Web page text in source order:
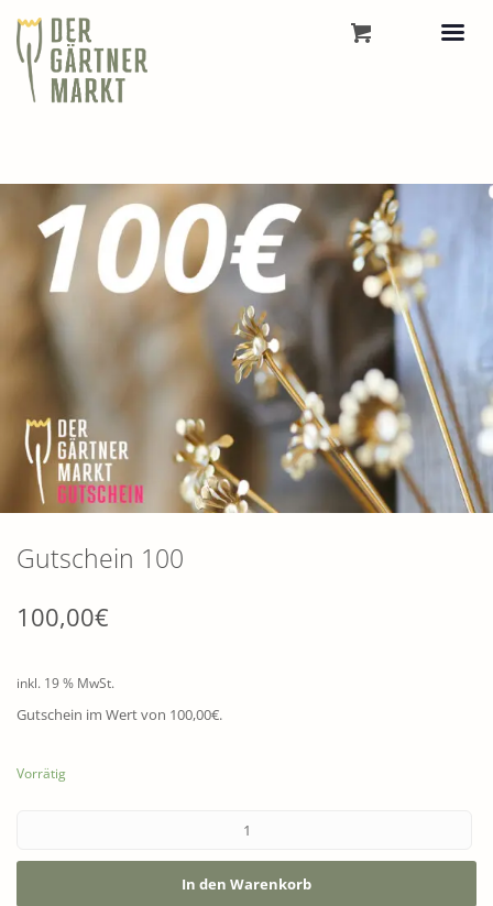
Gutschein 100
100,00€
inkl. 19 % MwSt.
Gutschein im Wert von 100,00€.
Vorrätig
In den Warenkorb